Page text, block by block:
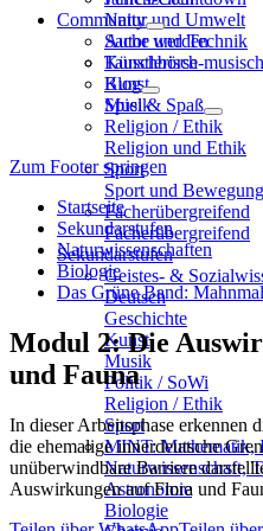
Natur und Umwelt
Sache und Technik
Künstlerisch-
Kunst
Musik
Religion / Ethik
Religion und Ethik
Sport
Sport und Bewegung
Fächerübergreifend
Fächerübergreifend
Sekundarstufen
Geistes- &
Deutsch
Geschichte
Kunst
Musik
Politik / SoWi
Religion / Ethik
Sport
MINT: Mathematik,
Naturwissenschaft,
Astronomie
Biologie
Community
Autor werden
Tauschbörse
Blog
Spiel & Spaß
Zum Footer springen
Startseite
Sekundarstufen
Naturwissenschaften
Biologie
Das Grüne Band:
Modul 2: Die
und Fauna
In dieser Arbeitsphase erkennen
die ehemalige innerdeutsche
unüberwindbare Barriere
Auswirkungen auf Flora und